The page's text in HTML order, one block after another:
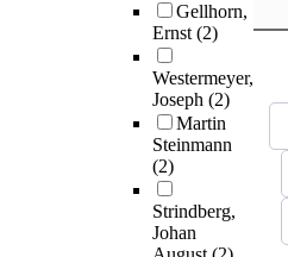
Gellhorn,
Ernst(2)
Westermeyer,
Joseph (2)
Martin
Steinmann
(2)
Strindberg,
Johan